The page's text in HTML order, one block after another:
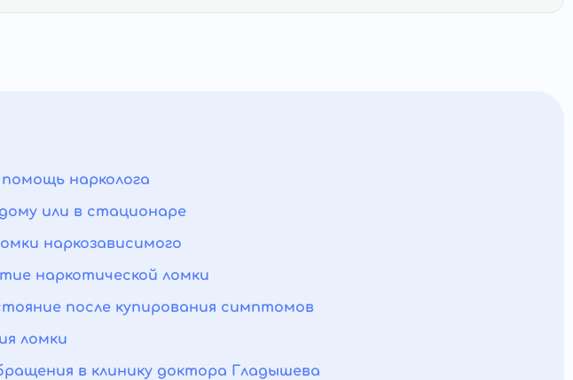
нарколога
или в стационаре
наркозависимого
наркотической ломки
после купирования симптомов
ломки
в клинику доктора Гладышева